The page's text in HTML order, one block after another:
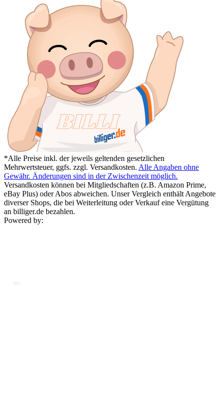
*Alle Preise inkl. der jeweils geltenden gesetzlichen
Mehrwertsteuer, ggfs. zzgl. Versandkosten. Alle Angaben ohne
Gewähr. Änderungen sind in der Zwischenzeit möglich.
Versandkosten können bei Mitgliedschaften (z.B. Amazon Prime,
eBay Plus) oder Abos abweichen. Unser Vergleich enthält Angebote
diverser Shops, die bei Weiterleitung oder Verkauf eine Vergütung
an billiger.de bezahlen.
Powered by: